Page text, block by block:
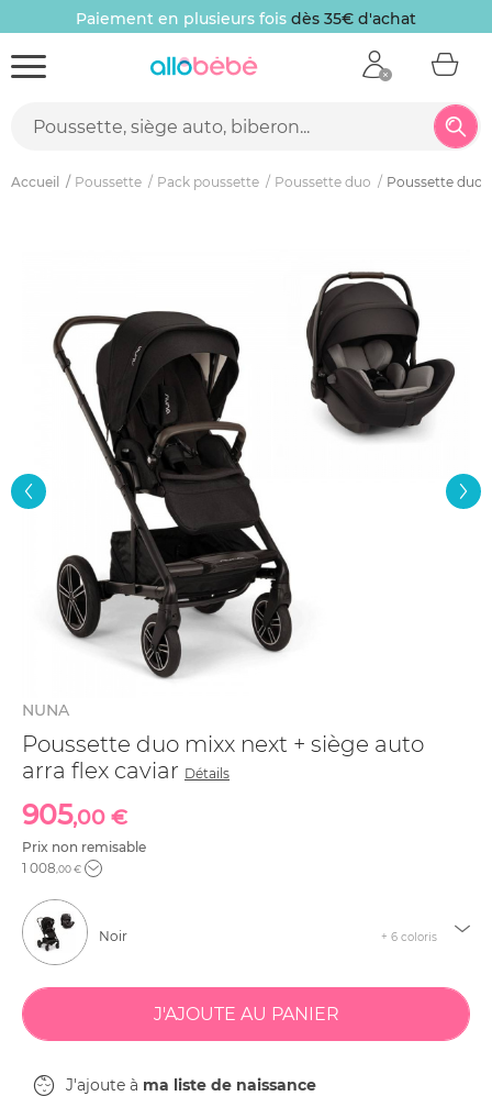
Paiement en plusieurs fois dès 35€ d'achat
Accueil Poussette Pack poussette Poussette duo Poussette duo
NUNA
Poussette duo mixx next + siège auto
arra flex caviar Détails
905,00 €
Prix non remisable
1 008 ,00 €
Noir + 6 coloris
J'ajoute à ma liste de naissance